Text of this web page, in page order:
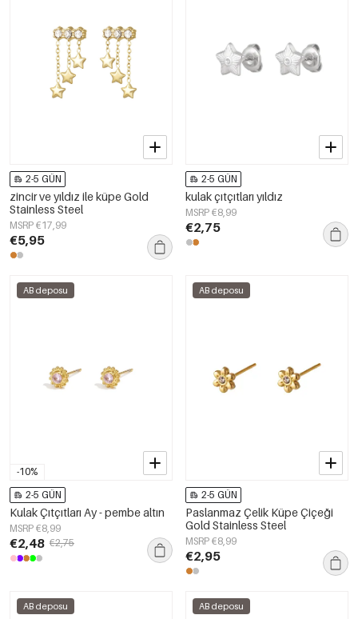
2-5 GÜN
zincir ve yıldız ile küpe Gold
Stainless Steel
MSRP €17,99
€5,95
2-5 GÜN
kulak çıtçıtları yıldız
MSRP €8,99
€2,75
-10%
AB deposu
2-5 GÜN
Kulak Çıtçıtları Ay - pembe altın
MSRP €8,99
€2,48 €2,75
AB deposu
2-5 GÜN
Paslanmaz Çelik Küpe Çiçeği
Gold Stainless Steel
MSRP €8,99
€2,95
AB deposu AB deposu